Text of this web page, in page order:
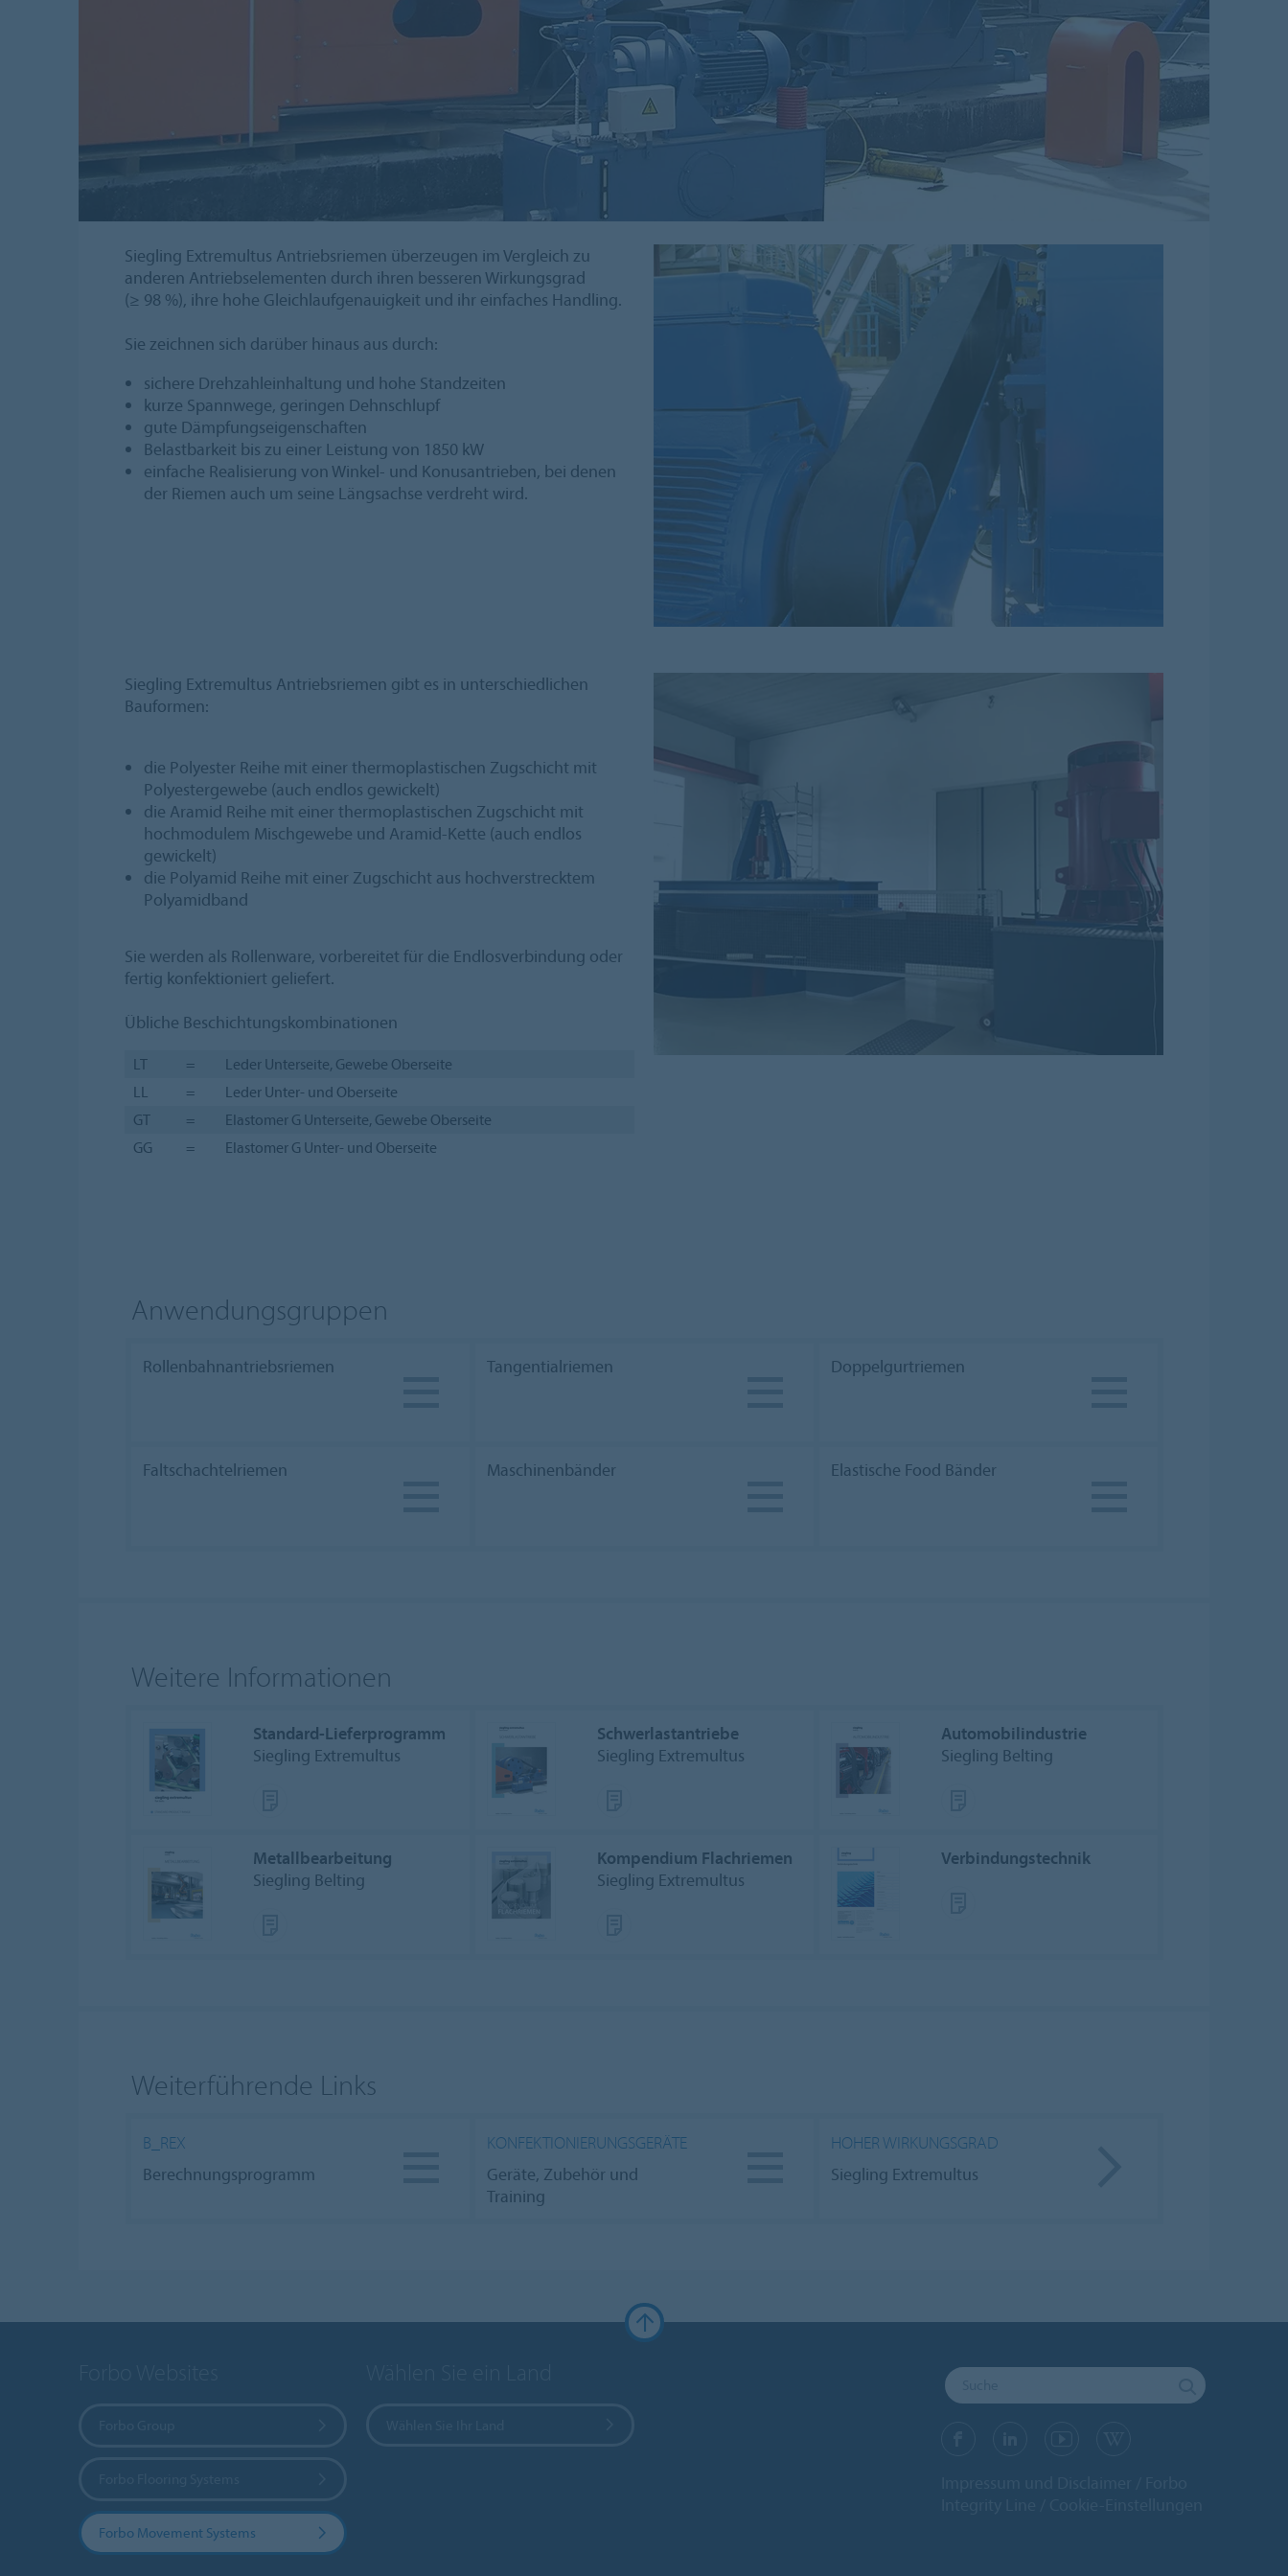
Siegling Extremultus Antriebsriemen überzeugen im Vergleich zu
anderen Antriebselementen durch ihren besseren Wirkungsgrad
(≥ 98 %), ihre hohe Gleichlaufgenauigkeit und ihr einfaches Handling.
Sie zeichnen sich darüber hinaus aus durch:
sichere Drehzahleinhaltung und hohe Standzeiten
kurze Spannwege, geringen Dehnschlupf
gute Dämpfungseigenschaften
Belastbarkeit bis zu einer Leistung von 1850 kW
einfache Realisierung von Winkel- und Konusantrieben, bei denen
der Riemen auch um seine Längsachse verdreht wird.
Siegling Extremultus Antriebsriemen gibt es in unterschiedlichen
Bauformen:
die Polyester Reihe mit einer thermoplastischen Zugschicht mit
Polyestergewebe (auch endlos gewickelt)
die Aramid Reihe mit einer thermoplastischen Zugschicht mit
hochmodulem Mischgewebe und Aramid-Kette (auch endlos
gewickelt)
die Polyamid Reihe mit einer Zugschicht aus hoch­ver­strecktem
Polyamidband
Sie werden als Rollenware, vorbereitet für die Endlosverbindung oder
fertig konfektioniert geliefert.
Übliche Beschichtungskombinationen
LT =
Leder Unterseite, Gewebe Oberseite
LL
=
Leder Unter- und Oberseite
GT
=
Elastomer G Unterseite, Gewebe Oberseite
GG
= Elastomer G Unter- und Oberseite
Anwendungsgruppen
Rollenbahnantriebsriemen Tangentialriemen Doppelgurtriemen
Faltschachtelriemen Maschinenbänder Elastische Food Bänder
Weitere Informationen
Standard-Lieferprogramm
Siegling Extremultus
Schwerlastantriebe
Siegling Extremultus
Automobilindustrie
Siegling Belting
Metallbearbeitung
Siegling Belting
Kompendium Flachriemen
Siegling Extremultus
Verbindungstechnik
Weiterführende Links
B_REX
Berechnungsprogramm
KONFEKTIONIERUNGSGERÄTE
Geräte, Zubehör und
Training
HOHER WIRKUNGSGRAD
Siegling Extremultus
Forbo Movement Systems